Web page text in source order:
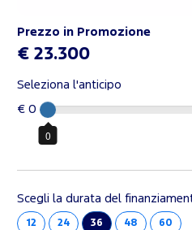
Prezzo in Promozione
€ 23.300
Seleziona l'anticipo
€ 0
0
Scegli la durata del
12 24 36 48 60